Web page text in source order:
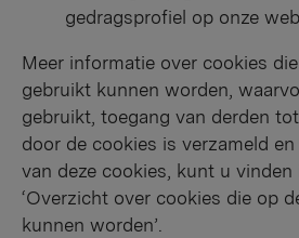
gedragsprofiel op onze
Meer informatie over cookies
gebruikt kunnen worden,
gebruikt, toegang van derden
door de cookies is verzameld
van deze cookies, kunt u
‘Overzicht over cookies die op
kunnen worden’.